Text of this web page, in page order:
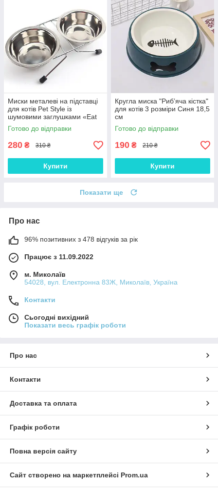
Миски металеві на підставці
для котів Pet Style із
шумовими заглушками «Eat
on Feet» 0,25 л
Готово до відправки
280 ₴ 310 ₴
Купити
Кругла миска "Риб’яча кістка"
для котів 3 розміри Синя 18,5
см
Готово до відправки
190 ₴ 210 ₴
Купити
Показати ще
Про нас
96% позитивних з 478 відгуків за рік
Працює з 11.09.2022
м. Миколаїв
54028, вул. Електронна 83Ж, Миколаїв, Україна
Контакти
Сьогодні вихідний
Показати весь графік роботи
Про нас
Контакти
Доставка та оплата
Графік роботи
Повна версія сайту
Сайт створено на маркетплейсі Prom.ua